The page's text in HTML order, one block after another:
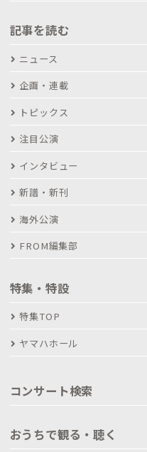
記事を読む
ニュース
企画・連載
トピックス
注目公演
インタビュー
新譜・新刊
海外公演
FROM編集部
特集・特設
特集TOP
ヤマハホール
コンサート検索
おうちで観る・聴く